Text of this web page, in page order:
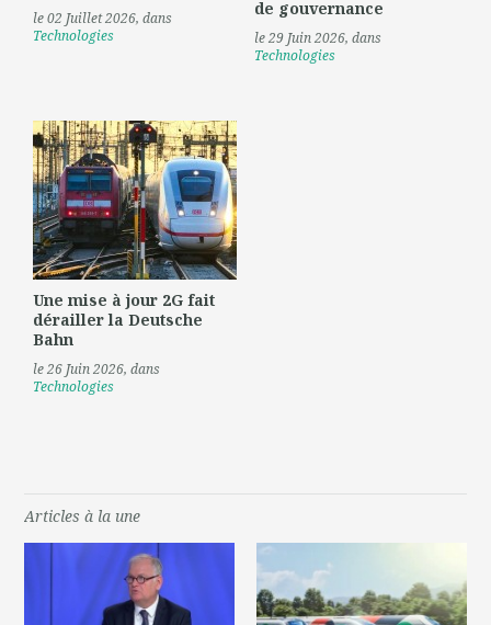
le 02 Juillet 2026, dans
Technologies
de gouvernance
le 29 Juin 2026, dans
Technologies
Une mise à jour 2G fait
dérailler la Deutsche
Bahn
le 26 Juin 2026, dans
Technologies
Articles à la une